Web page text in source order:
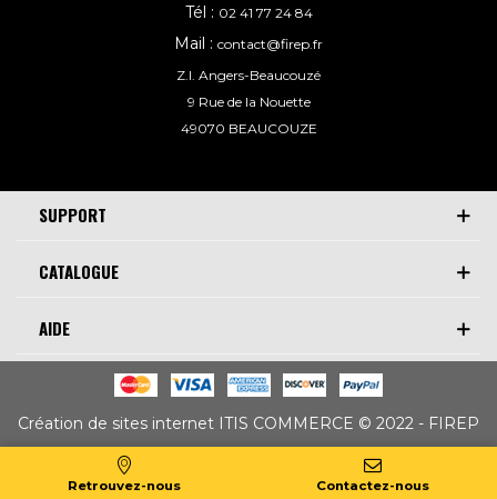
AIDE
CATALOGUE
SUPPORT
Tél : 02 41 77 24 84
Mail : contact@firep.fr
Z.I. Angers-Beaucouzé
9 Rue de la Nouette
49070 BEAUCOUZE
Création de sites internet ITIS COMMERCE © 2022 - FIREP
Retrouvez-nous Contactez-nous